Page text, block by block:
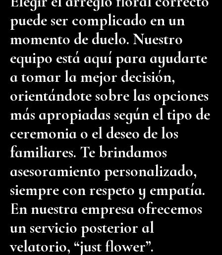
puede ser complicado en un
momento de duelo. Nuestro
equipo está aquí para ayudarte
a tomar la mejor decisión,
orientándote sobre las opciones
más apropiadas según el tipo de
ceremonia o el deseo de los
familiares. Te brindamos
asesoramiento personalizado,
siempre con respeto y empatía.
En nuestra empresa ofrecemos
un servicio posterior al
velatorio, “just flower”.